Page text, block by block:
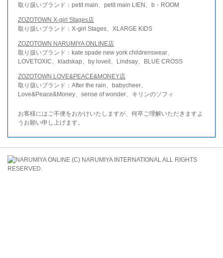
取り扱いブランド：petit main、petit main LIEN、b・ROOM
ZOZOTOWN X-girl Stages店
取り扱いブランド：X-girl Stages、XLARGE KIDS
ZOZOTOWN NARUMIYA ONLINE店
取り扱いブランド：kate spade new york childrenswear、
LOVETOXIC、kladskap、by loveit、Lindsay、BLUE CROSS
ZOZOTOWN LOVE&PEACE&MONEY店
取り扱いブランド：After the rain、babycheer、
Love&Peace&Money、sense of wonder、キリンのソフィ
お客様にはご不便をおかけいたしますが、何卒ご理解いただきますよ
うお願い申し上げます。